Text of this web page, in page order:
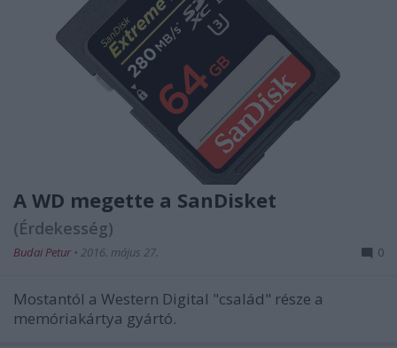
A WD megette a SanDisket
(Érdekesség)
Budai Petur • 2016. május 27. 0
Mostantól a Western Digital "család" része a
memóriakártya gyártó.